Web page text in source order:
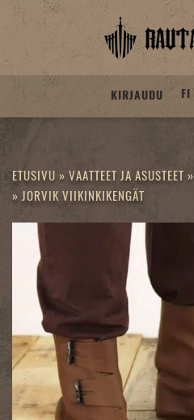
Skip
content
KIRJAUDU FI
ETUSIVU » VAATTEET JA ASUSTEET »
» JORVIK VIIKINKIKENGÄT